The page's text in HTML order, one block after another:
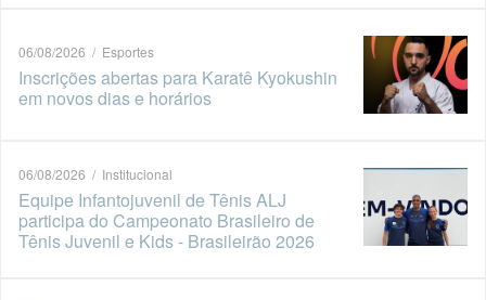
06/08/2026 / Esportes
Inscrições abertas para Karatê Kyokushin
em novos dias e horários
06/08/2026 / Institucional
Equipe Infantojuvenil de Tênis ALJ
participa do Campeonato Brasileiro de
Tênis Juvenil e Kids - Brasileirão 2026